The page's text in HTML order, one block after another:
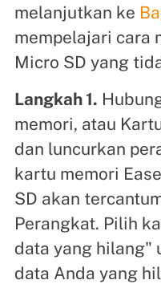
melanjutkan ke
mempelajari cara
Micro SD yang
Langkah 1.
memori, atau
dan luncurkan
kartu memori
SD akan
Perangkat. Pilih
data yang hilang"
data Anda yang